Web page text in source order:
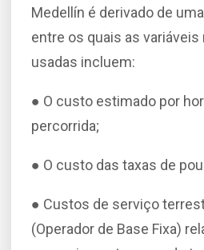
Medellín é derivado de
entre os quais as
usadas incluem:
● O custo estimado por
percorrida;
● O custo das taxas de
● Custos de serviço
(Operador de Base Fixa)